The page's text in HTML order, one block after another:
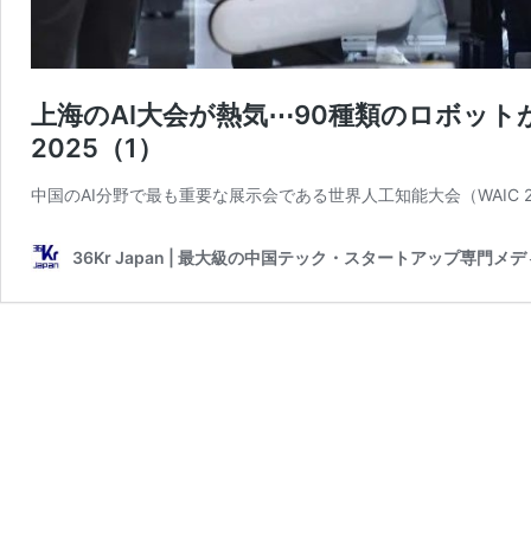
上海のAI大会が熱気⋯90種類のロボット
2025（1）
中国のAI分野で最も重要な展示会である世界人工知能大会（
36Kr Japan | 最大級の中国テック・スタートアップ専門メデ